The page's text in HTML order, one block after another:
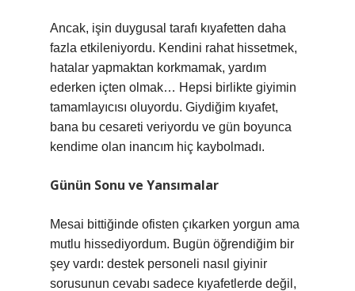
Ancak, işin duygusal tarafı kıyafetten daha
fazla etkileniyordu. Kendini rahat hissetmek,
hatalar yapmaktan korkmamak, yardım
ederken içten olmak… Hepsi birlikte giyimin
tamamlayıcısı oluyordu. Giydiğim kıyafet,
bana bu cesareti veriyordu ve gün boyunca
kendime olan inancım hiç kaybolmadı.
Günün Sonu ve Yansımalar
Mesai bittiğinde ofisten çıkarken yorgun ama
mutlu hissediyordum. Bugün öğrendiğim bir
şey vardı: destek personeli nasıl giyinir
sorusunun cevabı sadece kıyafetlerde değil,